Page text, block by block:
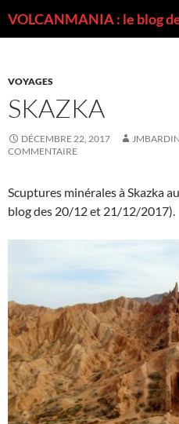
VOYAGES
SKAZKA
DÉCEMBRE 22, 2017
COMMENTAIRE
Scuptures minérales à Skazka
blog des 20/12 et 21/12/2017).